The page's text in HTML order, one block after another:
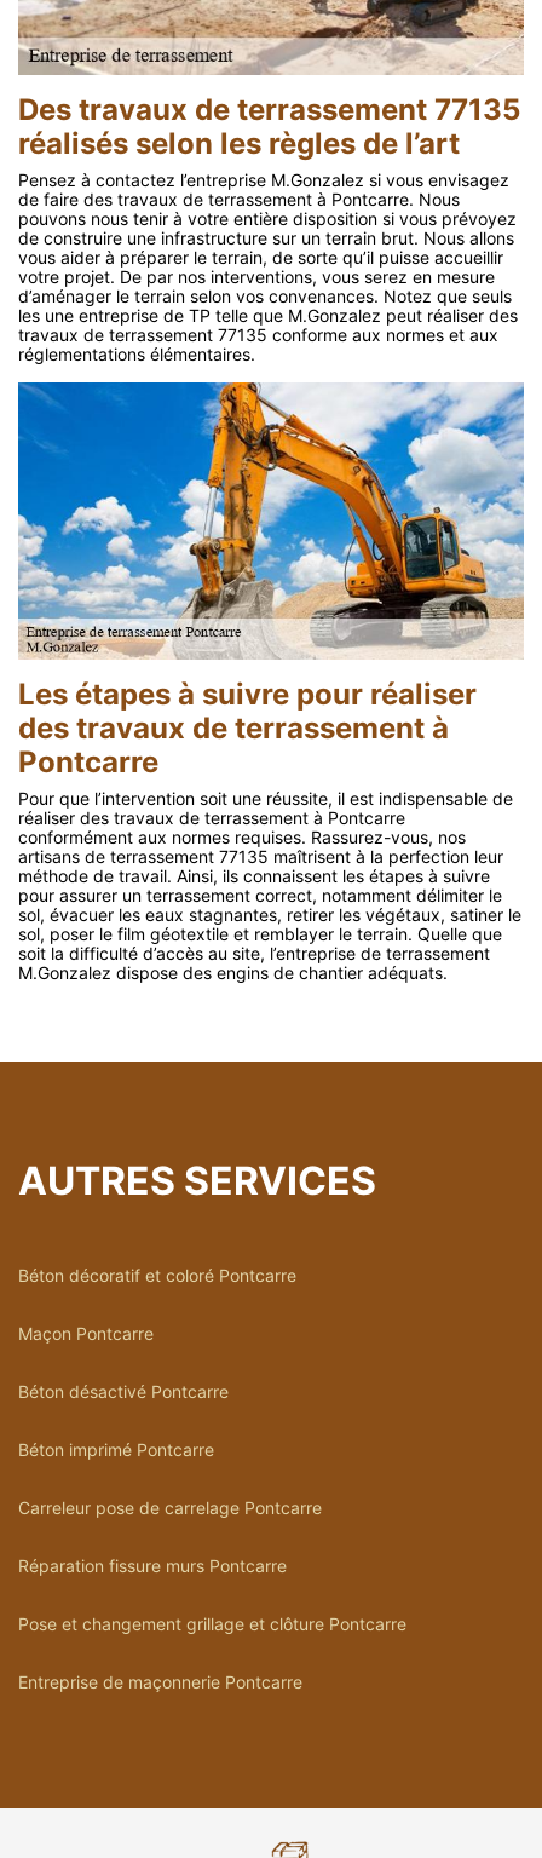
Des travaux de terrassement 77135
réalisés selon les règles de l’art
Pensez à contactez l’entreprise M.Gonzalez si vous envisagez
de faire des travaux de terrassement à Pontcarre. Nous
pouvons nous tenir à votre entière disposition si vous prévoyez
de construire une infrastructure sur un terrain brut. Nous allons
vous aider à préparer le terrain, de sorte qu’il puisse accueillir
votre projet. De par nos interventions, vous serez en mesure
d’aménager le terrain selon vos convenances. Notez que seuls
les une entreprise de TP telle que M.Gonzalez peut réaliser des
travaux de terrassement 77135 conforme aux normes et aux
réglementations élémentaires.
Les étapes à suivre pour réaliser
des travaux de terrassement à
Pontcarre
Pour que l’intervention soit une réussite, il est indispensable de
réaliser des travaux de terrassement à Pontcarre
conformément aux normes requises. Rassurez-vous, nos
artisans de terrassement 77135 maîtrisent à la perfection leur
méthode de travail. Ainsi, ils connaissent les étapes à suivre
pour assurer un terrassement correct, notamment délimiter le
sol, évacuer les eaux stagnantes, retirer les végétaux, satiner le
sol, poser le film géotextile et remblayer le terrain. Quelle que
soit la difficulté d’accès au site, l’entreprise de terrassement
M.Gonzalez dispose des engins de chantier adéquats.
AUTRES SERVICES
Béton décoratif et coloré Pontcarre
Maçon Pontcarre
Béton désactivé Pontcarre
Béton imprimé Pontcarre
Carreleur pose de carrelage Pontcarre
Réparation fissure murs Pontcarre
Pose et changement grillage et clôture Pontcarre
Entreprise de maçonnerie Pontcarre